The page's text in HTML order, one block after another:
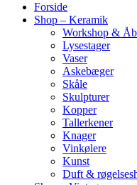
Forside
Shop – Keramik
Workshop &
Lysestager
Vaser
Askebæger
Skåle
Skulpturer
Kopper
Tallerkener
Knager
Vinkølere
Kunst
Duft &